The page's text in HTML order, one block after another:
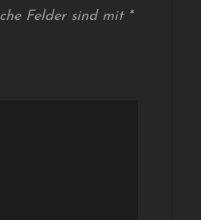
Felder sind mit *